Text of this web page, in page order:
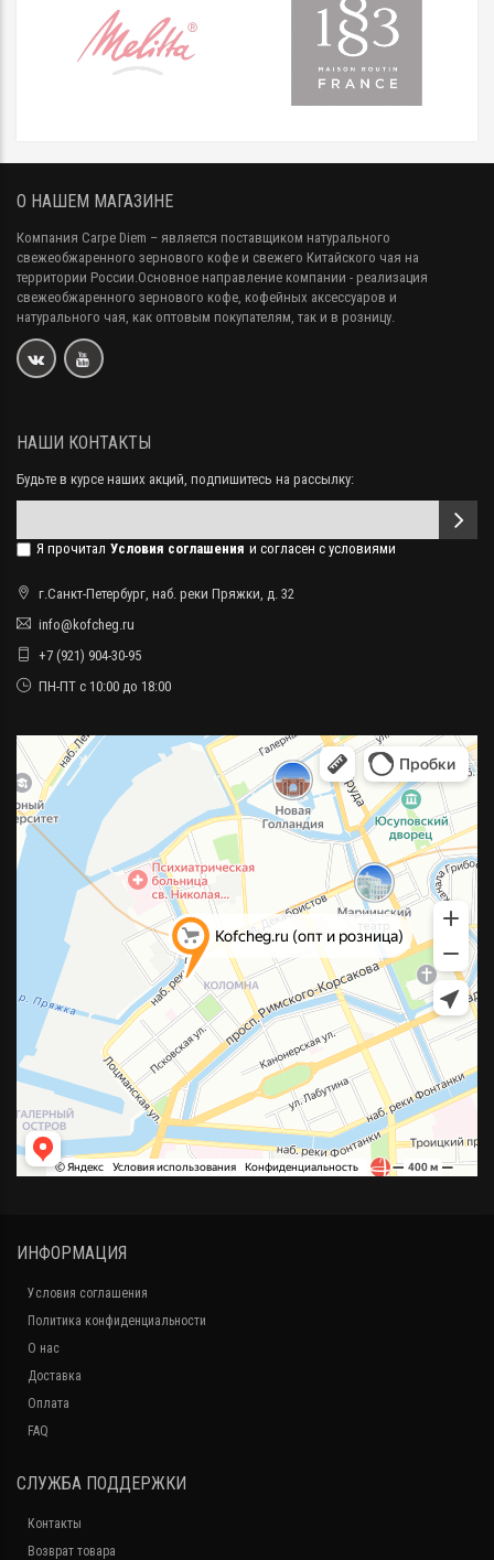
О НАШЕМ МАГАЗИНЕ
Компания Carpe Diem – является поставщиком натурального
свежеобжаренного зернового кофе и свежего Китайского чая на
территории России.Основное направление компании - реализация
свежеобжаренного зернового кофе, кофейных аксессуаров и
натурального чая, как оптовым покупателям, так и в розницу.
НАШИ КОНТАКТЫ
Будьте в курсе наших акций, подпишитесь на рассылку:
Я прочитал Условия соглашения и согласен с условиями
г.Санкт-Петербург, наб. реки Пряжки, д. 32
info@kofcheg.ru
+7 (921) 904-30-95
ПН-ПТ с 10:00 до 18:00
ИНФОРМАЦИЯ
Условия соглашения
Политика конфиденциальности
О нас
Доставка
Оплата
FAQ
СЛУЖБА ПОДДЕРЖКИ
Контакты
Возврат товара